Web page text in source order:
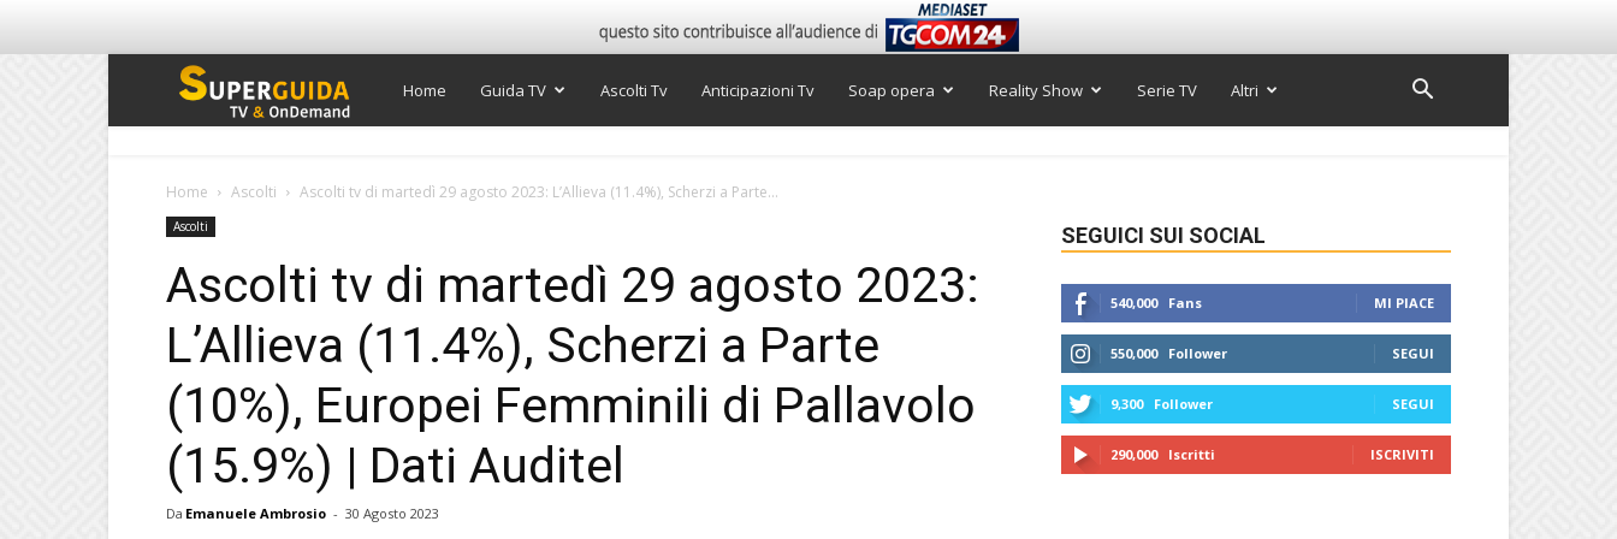
Super
Home Guida TV Ascolti Tv Anticipazioni Tv Soap opera Reality Show Serie TV Altri
Home Ascolti Ascolti tv di martedì 29 agosto 2023: L’Allieva (11.4%), Scherzi a Parte...
Ascolti
Ascolti tv di martedì 29 agosto 2023:
L’Allieva (11.4%), Scherzi a Parte
(10%), Europei Femminili di Pallavolo
(15.9%) | Dati Auditel
Da Emanuele Ambrosio - 30 Agosto 2023
SEGUICI SUI SOCIAL
540,000 Fans MI PIACE
550,000 Follower SEGUI
9,300 Follower SEGUI
290,000 Iscritti ISCRIVITI